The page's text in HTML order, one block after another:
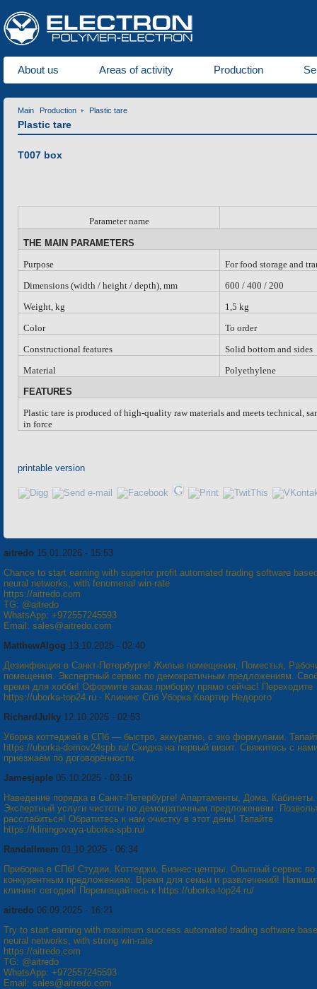
About us Areas of activity Production
Main Production Plastic tare
Plastic tare
Т007 box
Parameter name
THE MAIN PARAMETERS
Purpose
For food storage and
Dimensions (width / height / depth), mm
600 / 400 / 200
Weight, kg
1,5 kg
Color
To order
Constructional features
Solid bottom and sides
Material
Polyethylene
FEATURES
Plastic tare is produced of high-quality raw materials and meets technical,
in force
printable version
aitredo 15.01.2026 - 15:53
Chance to start earning with superior profit automated trading software
neural networks, with fenomenal win-rate
https://aitredo.com
TG: @aitredo
WhatsApp: +972557245593
Email: sales@aitredo.com
MatthewAlgog 13.10.2025 - 02:40
Дезинфекция в Санкт-Петербурге! Жилые помещения, Поместья,
помещения. Экспертный сервис по демократичным предложениям.
время для хобби! Оформите заказ приборку прямо сейчас! Переходите
https://uborka-top24.ru - Клининг Спб Уборка Квартир Недорого
RichardJulky 12.10.2025 - 02:53
Уборка коттеджей в СПб — быстро, аккуратно, с эко формулами.
https://uborka-domov24spb.ru/ Скидка на первый визит. Свяжитесь с
приезжаем по договорённости.
Jamesjaple 05.10.2025 - 03:16
Наведение порядка в Санкт-Петербурге! Апартаменты, Дома, Кабинеты.
Экспертный услуги чистоты по демократичным предложениям.
расслабиться! Обратитесь к нам очистку в этот день! Тапайте
https://kliningovaya-uborka-spb.ru/
Randallmem 01.10.2025 - 06:34
Приборка в СПб! Студии, Коттеджи, Бизнес-центры. Опытный сервис по
конкурентным предложениям. Время для семьи и развлечений!
клининг сегодня! Перемещайтесь к https://uborka-top24.ru/
aitredo 06.09.2025 - 16:21
Try to start earning with maximum success automated trading software
neural networks, with strong win-rate
https://aitredo.com
TG: @aitredo
WhatsApp: +972557245593
Email: sales@aitredo.com